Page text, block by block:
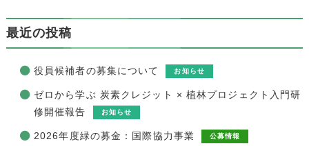
最近の投稿
役員候補者の募集について お知らせ
ゼロから学ぶ 炭素クレジット × 植林プロジェクト入門研
修開催報告
お知らせ
2026年度緑の募金：国際協力事業 公募情報